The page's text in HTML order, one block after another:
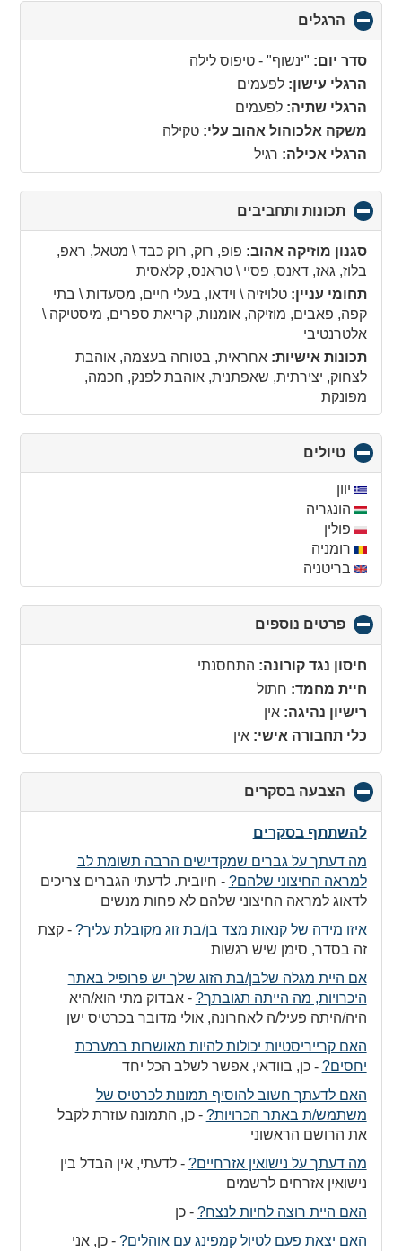
הרגלים
to
collapse
contents
סדר יום: "ינשוף" - טיפוס לילה
הרגלי עישון: לפעמים
הרגלי שתיה: לפעמים
משקה אלכוהול אהוב עלי: טקילה
הרגלי אכילה: רגיל
תכונות ותחביבים
to
collapse
contents
סגנון מוזיקה אהוב: פופ, רוק, רוק כבד \ מטאל, ראפ,
בלוז, גאז, דאנס, פסיי \ טראנס, קלאסית
תחומי עניין: טלויזיה \ וידאו, בעלי חיים, מסעדות \ בתי
קפה, פאבים, מוזיקה, אומנות, קריאת ספרים, מיסטיקה \
אלטרנטיבי
תכונות אישיות: אחראית, בטוחה בעצמה, אוהבת
לצחוק, יצירתית, שאפתנית, אוהבת לפנק, חכמה,
מפונקת
טיולים
to
יוון
הונגריה
פולין
רומניה
בריטניה
פרטים נוספים
to
collapse חיסון נגד קורונה: התחסנתי
חיית מחמד: חתול
רישיון נהיגה: אין
כלי תחבורה אישי: אין
הצבעה בסקרים
to
להשתתף בסקרים
מה דעתך על גברים שמקדישים הרבה תשומת לב
למראה החיצוני שלהם? - חיובית. לדעתי הגברים צריכים
לדאוג למראה החיצוני שלהם לא פחות מנשים
איזו מידה של קנאות מצד בן/בת זוג מקובלת עליך? -קצת
זה בסדר, סימן שיש רגשות
אם היית מגלה שלבן/בת הזוג שלך יש פרופיל באתר
היכרויות, מה הייתה תגובתך? -אבדוק מתי הוא/היא
היה/היתה פעיל/ה לאחרונה, אולי מדובר בכרטיס ישן
האם קרייריסטיות יכולות להיות מאושרות במערכת
יחסים? -כן, בוודאי, אפשר לשלב הכל יחד
האם לדעתך חשוב להוסיף תמונות לכרטיס של
משתמש/ת באתר הכרויות? -כן, התמונה עוזרת לקבל
את הרושם הראשוני
מה דעתך על נישואין אזרחיים? -לדעתי, אין הבדל בין
נישואין אזרחים לרשמים
האם היית רוצה לחיות לנצח? -כן
האם יצאת פעם לטיול קמפינג עם אוהלים? -כן, אני